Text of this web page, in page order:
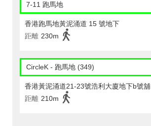
7-11 跑馬地
香港跑馬地黃泥涌道 15 號地下
距離 230m
CircleK - 跑馬地 (349)
香港黃泥涌道21-23號浩利大廈地下b號舖
距離 210m